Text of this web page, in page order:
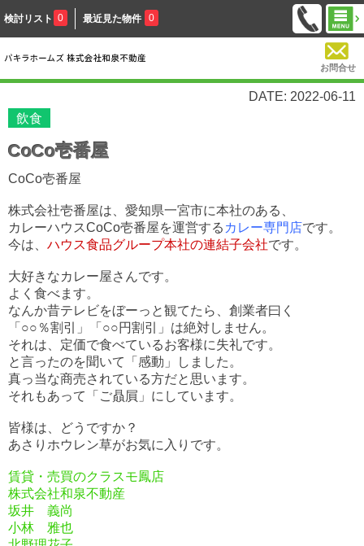
検討リスト 0 最近見た物件 0
お問合せ
DATE: 2022-06-11
飲食
CoCo壱番屋
CoCo壱番屋
株式会社壱番屋は、愛知県一宮市に本社のある、
カレーハウスCoCo壱番屋を運営する カレー専門店です。
今は、 ハウス食品グループ本社の連結子会社です。
大好きなカレー屋さんです。
よく食べます。
なんか昔テレビをぼーっと観てたら、創業者曰く
「○○％割引」「○○円割引」は絶対しません。
それは、定価で食べているお客様に失礼です。
と言ったのを聞いて「感動」しました。
真っ当な商売されている方だと思います。
それもあって「ご贔屓」にしています。
皆様は、どうですか？
あさりホウレン草がお気に入りです。
賃貸・売買のクラスモ鳳店
株式会社和泉不動産
坂井 義尚
小林 雅也